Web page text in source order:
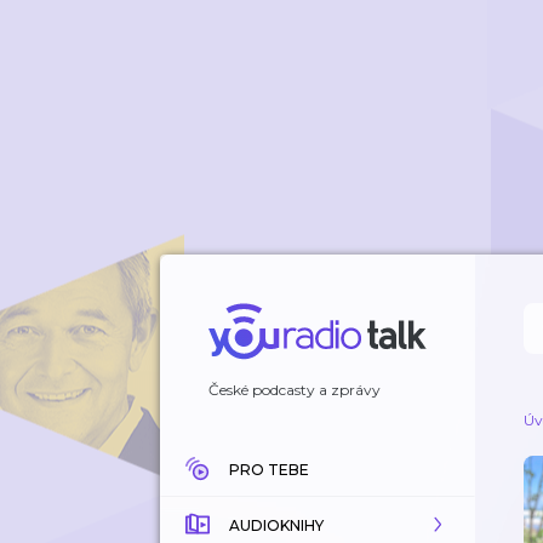
České podcasty a zprávy
PRO TEBE
AUDIOKNIHY